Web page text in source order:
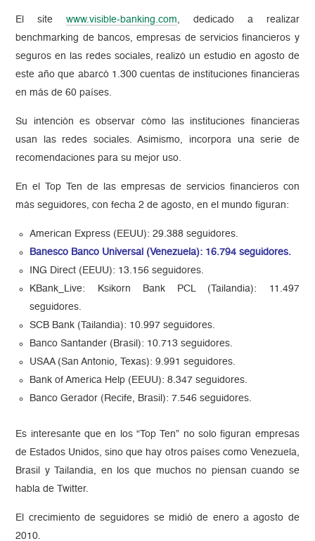
El sitewww.visible-banking.com, dedicado a realizar
benchmarking de bancos, empresas de servicios financieros y
seguros en las redes sociales, realizó un estudio en agosto de
este año que abarcó 1.300 cuentas de instituciones financieras
en más de 60 países.
Su intención es observar cómo las instituciones financieras
usan las redes sociales. Asimismo, incorpora una serie de
recomendaciones para su mejor uso.
En el Top Ten de las empresas de servicios financieros con
más seguidores, con fecha 2 de agosto, en el mundo figuran:
American Express (EEUU): 29.388 seguidores.
Banesco Banco Universal (Venezuela): 16.794 seguidores.
ING Direct (EEUU): 13.156 seguidores.
KBank_Live: Ksikorn Bank PCL (Tailandia): 11.497
seguidores.
SCB Bank (Tailandia): 10.997 seguidores.
Banco Santander (Brasil): 10.713 seguidores.
USAA (San Antonio, Texas): 9.991 seguidores.
Bank of America Help (EEUU): 8.347 seguidores.
Banco Gerador (Recife, Brasil): 7.546 seguidores.
Es interesante que en los “Top Ten” no solo figuran empresas
de Estados Unidos, sino que hay otros países como Venezuela,
Brasil y Tailandia, en los que muchos no piensan cuando se
habla de Twitter.
El crecimiento de seguidores se midió de enero a agosto de
2010.